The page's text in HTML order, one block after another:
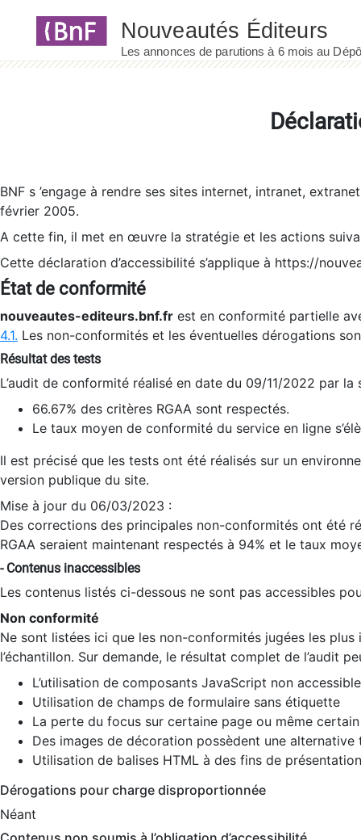
BNF s ’engage à rendre ses sites internet, intranet,
février 2005.
A cette fin, il met en œuvre la stratégie et les actions
Cette déclaration d’accessibilité s’applique à https://
État de conformité
nouveautes-editeurs.bnf.fr est en conformité partielle
4.1. Les non-conformités et les éventuelles dérogations
Résultat des tests
L’audit de conformité réalisé en date du 09/11/2022 par
66.67% des critères RGAA sont respectés.
Le taux moyen de conformité du service en ligne
Il est précisé que les tests ont été réalisés sur un
version publique du site.
Mise à jour du 06/03/2023 :
Des corrections des principales non-conformités ont été
RGAA seraient maintenant respectés à 94% et le taux
- Contenus inaccessibles
Les contenus listés ci-dessous ne sont pas accessibles
Non conformité
Ne sont listées ici que les non-conformités jugées les
l’échantillon. Sur demande, le résultat complet de l’audit
L’utilisation de composants JavaScript non
Utilisation de champs de formulaire sans étiquette
La perte du focus sur certaine page ou même
Des images de décoration possèdent une alternative
Utilisation de balises HTML à des fins de
Dérogations pour charge disproportionnée
Néant